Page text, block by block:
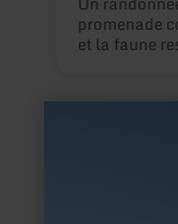
promenade
et la faune